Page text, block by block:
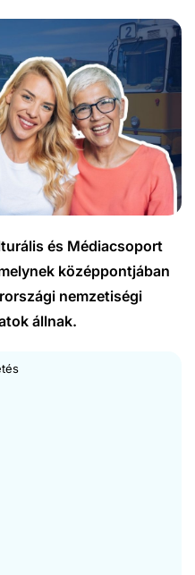
és Médiacsoport
középpontjában
nemzetiségi
állnak.